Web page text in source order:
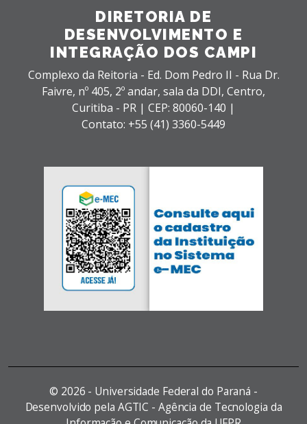
DIRETORIA DE
DESENVOLVIMENTO E
INTEGRAÇÃO DOS CAMPI
Complexo da Reitoria - Ed. Dom Pedro II - Rua Dr.
Faivre, nº 405, 2º andar, sala da DDI, Centro,
Curitiba - PR | CEP: 80060-140 |
Contato: +55 (41) 3360-5449
© 2026 - Universidade Federal do Paraná -
Desenvolvido pela AGTIC - Agência de Tecnologia da